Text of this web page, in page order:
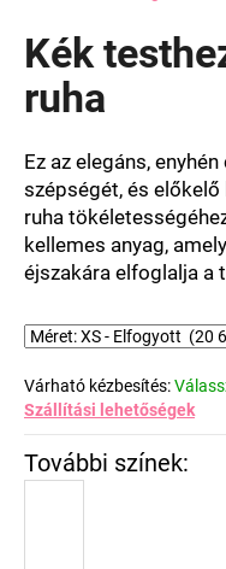
átlagos
értékelése
ből
csillag.
Kék
ruha
Ez az elegáns,
szépségét, és
ruha
kellemes anyag,
éjszakára elfoglalja a
Várható kézbesítés:
Szállítási lehetőségek